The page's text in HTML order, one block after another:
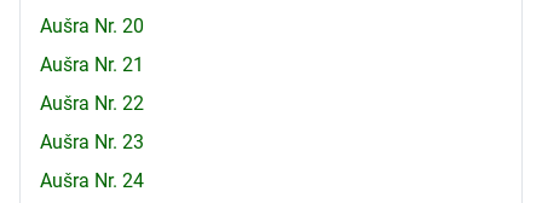
Aušra Nr. 20
Aušra Nr. 21
Aušra Nr. 22
Aušra Nr. 23
Aušra Nr. 24